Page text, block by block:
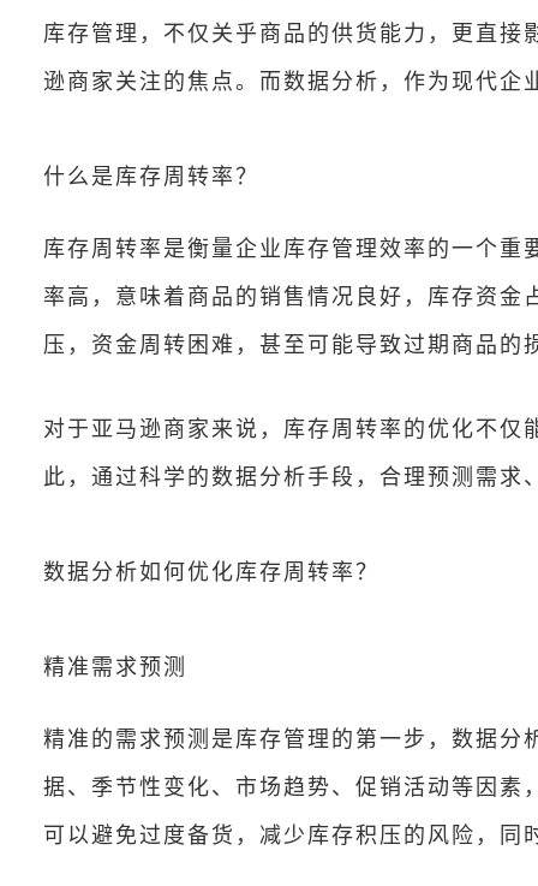
库存管理，不仅关乎商品的供货能力，更直
逊商家关注的焦点。而数据分析，作为现代
什么是库存周转率？
库存周转率是衡量企业库存管理效率的一个
率高，意味着商品的销售情况良好，库存资
压，资金周转困难，甚至可能导致过期商品的
对于亚马逊商家来说，库存周转率的优化不
此，通过科学的数据分析手段，合理预测需
数据分析如何优化库存周转率？
精准需求预测
精准的需求预测是库存管理的第一步，数据
据、季节性变化、市场趋势、促销活动等因
可以避免过度备货，减少库存积压的风险，